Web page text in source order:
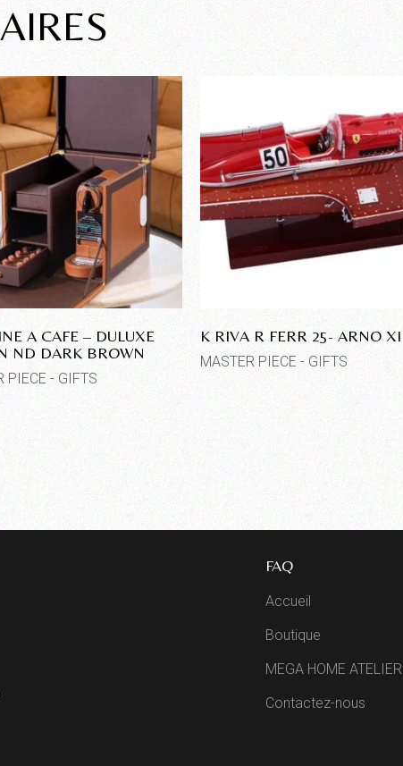
A CAFE – DULUXE
ND DARK BROWN
PIECE - GIFTS
K RIVA R FERR 25- ARNO XI
MASTER PIECE - GIFTS
FAQ
Accueil
Boutique
MEGA HOME ATELIER
Contactez-nous